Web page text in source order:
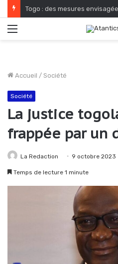
Accueil / Société
Société
La justice
frappée par un
La Redaction 9 octobre 2023
Temps de lecture 1 minute